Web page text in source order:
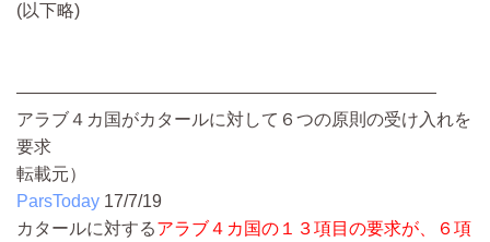
(以下略)
————————————————————————
アラブ４カ国がカタールに対して６つの原則の受け入れを
要求
転載元）
ParsToday 17/7/19
カタールに対するアラブ４カ国の１３項目の要求が、６項